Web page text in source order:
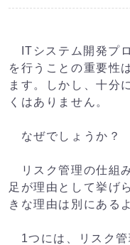
ITシステム開発プ
を行うことの重要性
ます。しかし、十分
くはありません。
なぜでしょうか？
リスク管理の仕組
足が理由として挙げ
きな理由は別にある
1つには、リスク管